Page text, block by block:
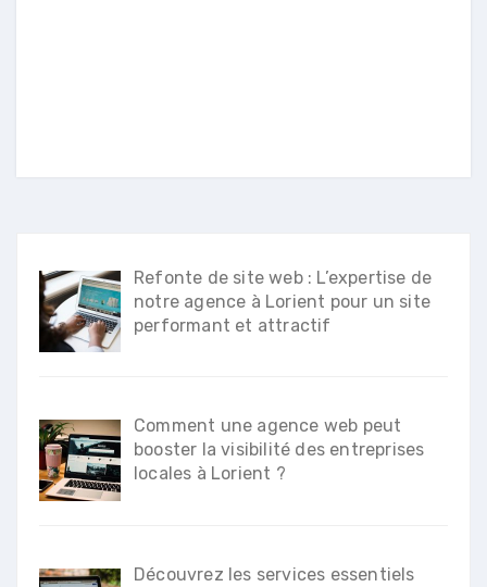
Refonte de site web : L’expertise de
notre agence à Lorient pour un site
performant et attractif
Comment une agence web peut
booster la visibilité des entreprises
locales à Lorient ?
Découvrez les services essentiels